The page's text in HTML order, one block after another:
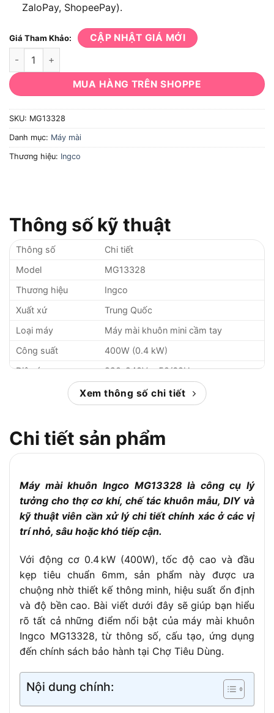
ZaloPay, ShopeePay).
Giá Tham Khảo: CẬP NHẬT GIÁ MỚI
Máy mài khuôn Ingco MG13328 số lượng
MUA HÀNG TRÊN SHOPPE
SKU: MG13328
Danh mục: Máy mài
Thương hiệu: Ingco
Thông số kỹ thuật
Thông số
Chi tiết
Model
MG13328
Thương hiệu
Ingco
Xuất xứ
Trung Quốc
Loại máy
Máy mài khuôn mini cầm tay
Công suất
400W (0.4 kW)
Điện áp
220-240V ~ 50/60Hz
Tốc độ không tải
10000-35000 vòng/phút
Điều chỉnh tốc độ
Có (biến tốc)
Trọng lượng
1.6kg
đựng)
Thời gian bảo
hành
6 tháng
Xem thông số chi tiết
Chi tiết sản phẩm
Máy mài khuôn Ingco MG13328 là công cụ lý
tưởng cho thợ cơ khí, chế tác khuôn mẫu, DIY và
kỹ thuật viên cần xử lý chi tiết chính xác ở các vị
trí nhỏ, sâu hoặc khó tiếp cận.
Với động cơ 0.4 kW (400W), tốc độ cao và đầu
kẹp tiêu chuẩn 6mm, sản phẩm này được ưa
chuộng nhờ thiết kế thông minh, hiệu suất ổn định
và độ bền cao. Bài viết dưới đây sẽ giúp bạn hiểu
rõ tất cả những điểm nổi bật của máy mài khuôn
Ingco MG13328, từ thông số, cấu tạo, ứng dụng
đến chính sách bảo hành tại Chợ Tiêu Dùng.
Nội dung chính: